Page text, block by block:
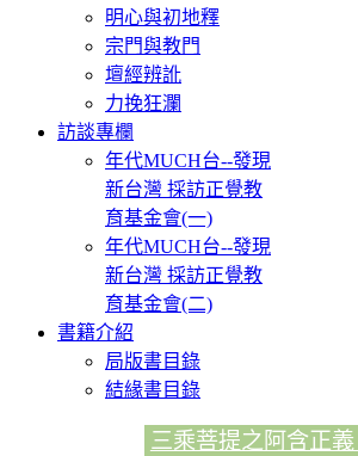
明心與初地釋
宗門與教門
壇經辨訛
力挽狂瀾
訪談專欄
年代MUCH台--發現
新台灣 採訪正覺教
育基金會(一)
年代MUCH台--發現
新台灣 採訪正覺教
育基金會(二)
書籍介紹
局版書目錄
結緣書目錄
三乘菩提之阿含正義